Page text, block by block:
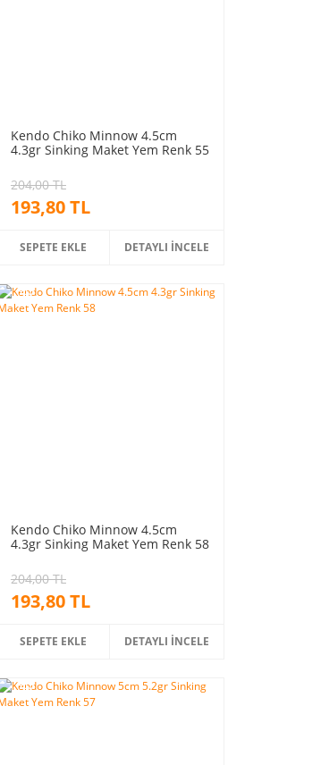
Kendo Chiko Minnow 4.5cm
4.3gr Sinking Maket Yem Renk 55
193,80 TL
204,00 TL
SEPETE EKLE DETAYLI İNCELE
%5
Kendo Chiko Minnow 4.5cm
4.3gr Sinking Maket Yem Renk 58
193,80 TL
204,00 TL
SEPETE EKLE DETAYLI İNCELE
%5